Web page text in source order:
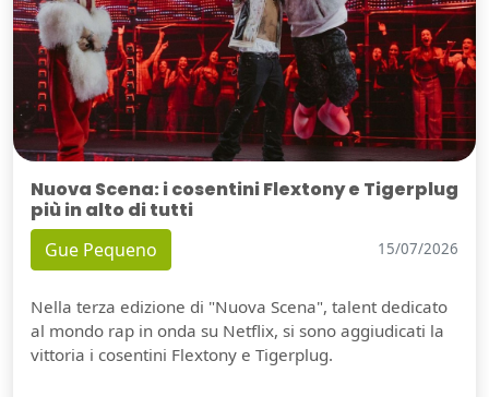
Nuova Scena: i cosentini Flextony e Tigerplug
più in alto di tutti
Gue Pequeno 15/07/2026
Nella terza edizione di "Nuova Scena", talent dedicato
al mondo rap in onda su Netflix, si sono aggiudicati la
vittoria i cosentini Flextony e Tigerplug.